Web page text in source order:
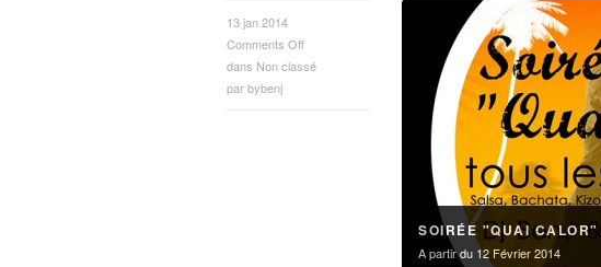
13 jan 2014
Comments Off
dans Non classé
parbybenj
SOIRÉE "QUAI
A partir du 12 Février 2014